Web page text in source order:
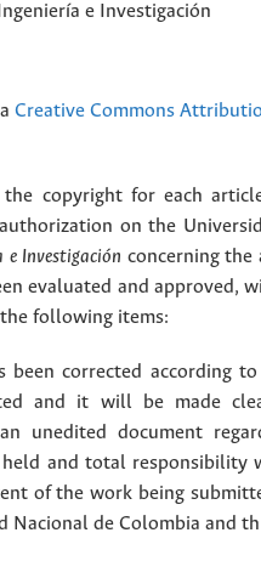
e Investigación
Creative Commons
copyright for each
on the
e Investigación concerning the
evaluated and approved,
following items:
corrected according
and it will be made
unedited document
and total responsibility
of the work being
Nacional de Colombia and